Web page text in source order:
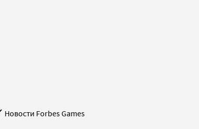
Новости Forbes Games